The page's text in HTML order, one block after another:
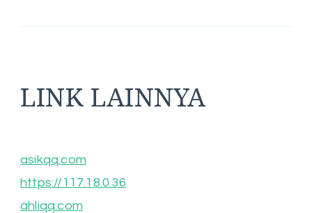
LINK LAINNYA
asikqq.com
https://117.18.0.36
ahliqq.com